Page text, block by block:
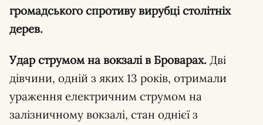
громадського спротиву вирубці столітніх
дерев.
Удар струмом на вокзалі в Броварах. Дві
дівчини, одній з яких 13 років, отримали
ураження електричним струмом на
залізничному вокзалі, стан однієї з